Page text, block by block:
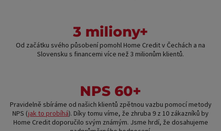
3 miliony+
Od začátku svého působení pomohl Home Credit v Čechách a na
Slovensku s financemi více než 3 milionům klientů.
NPS 60+
Pravidelně sbíráme od našich klientů zpětnou vazbu pomocí metody
NPS (jak to probíhá). Díky tomu víme, že zhruba 9 z 10 zákazníků by
Home Credit doporučilo svým známým. Jsme hrdí, že dosahujeme